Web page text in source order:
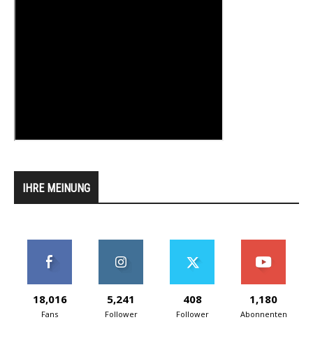
IHRE MEINUNG
18,016
Fans
5,241
Follower
408
Follower
1,180
Abonnenten